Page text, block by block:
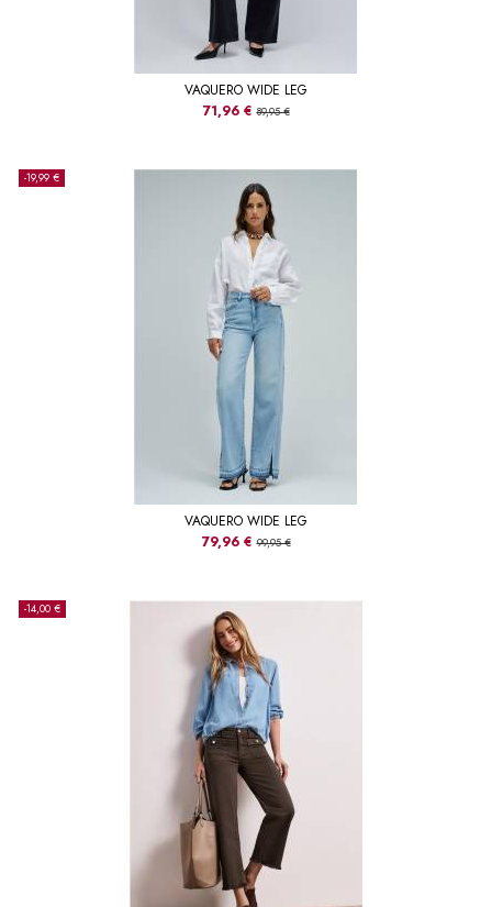
VAQUERO WIDE LEG
71,96 € 89,95 €
-19,99 €
VAQUERO WIDE LEG
79,96 € 99,95 €
-14,00 €